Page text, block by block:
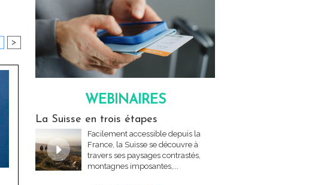
>
WEBINAIRES
La Suisse en trois étapes
Facilement accessible depuis la
France, la Suisse se découvre à
travers ses paysages contrastés,
montagnes imposantes,...